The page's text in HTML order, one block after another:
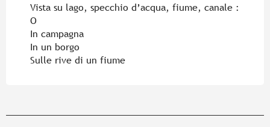
Vista su lago, specchio d’acqua, fiume, canale :
O
In campagna
In un borgo
Sulle rive di un fiume